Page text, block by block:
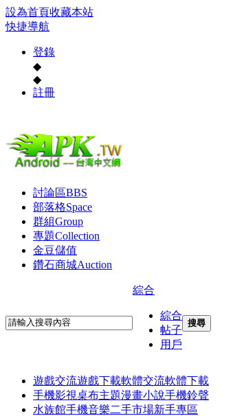
設為首頁收藏本站
快捷導航
登錄
◆
◆
註冊
討論區BBS
部落格Space
群組Group
專題Collection
金豆儲值
鑽石商城Auction
綜合
綜合
帖子
用戶
搜尋
遊戲交流遊戲下載軟體交流軟體下載
手機影視桌布主題漫畫小說手機鈴聲
水族館手機音樂二手市場新手專區